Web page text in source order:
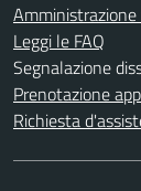
Leggi le FAQ
Segnalazione
Prenotazione
Richiesta